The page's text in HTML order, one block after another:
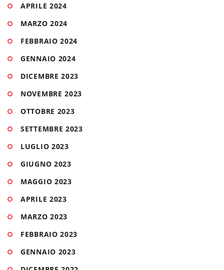
APRILE 2024
MARZO 2024
FEBBRAIO 2024
GENNAIO 2024
DICEMBRE 2023
NOVEMBRE 2023
OTTOBRE 2023
SETTEMBRE 2023
LUGLIO 2023
GIUGNO 2023
MAGGIO 2023
APRILE 2023
MARZO 2023
FEBBRAIO 2023
GENNAIO 2023